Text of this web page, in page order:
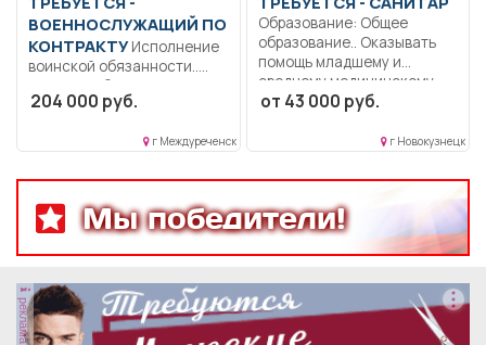
ВОЕННОСЛУЖАЩИЙ ПО
КОНТРАКТУИсполнение
воинской обязанности..
Полный рабочий день..
204 000 руб.
г Междуреченск
Образование: Общее
образование.. Оказывать
помощь младшему и
среднему медицинскому...
от 43 000 руб.
г Новокузнецк
Мы победители!
реклама